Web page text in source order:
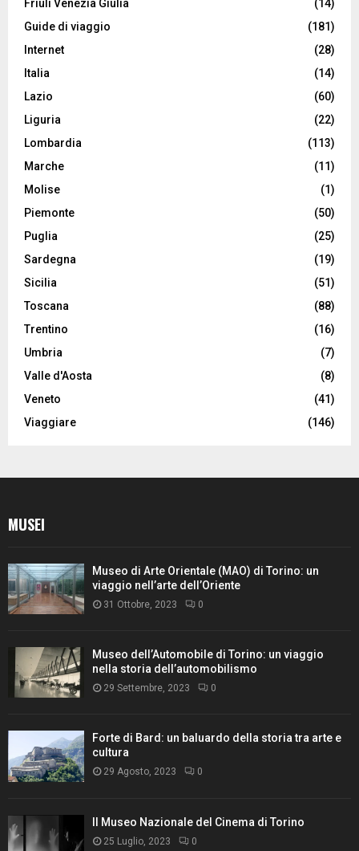
Friuli Venezia Giulia
(14)
Guide di viaggio
(181)
Internet
(28)
Italia
(14)
Lazio
(60)
Liguria
(22)
Lombardia
(113)
Marche
(11)
Molise
(1)
Piemonte
(50)
Puglia
(25)
Sardegna
(19)
Sicilia
(51)
Toscana
(88)
Trentino
(16)
Umbria
(7)
Valle d'Aosta
(8)
Veneto
(41)
Viaggiare
(146)
MUSEI
Museo di Arte Orientale (MAO) di Torino: un
viaggio nell’arte dell’Oriente
31 Ottobre, 2023 0
Museo dell’Automobile di Torino: un viaggio
nella storia dell’automobilismo
29 Settembre, 2023 0
Forte di Bard: un baluardo della storia tra arte e
cultura
29 Agosto, 2023 0
Il Museo Nazionale del Cinema di Torino
25 Luglio, 2023 0